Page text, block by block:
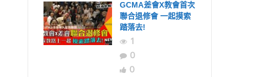
GCMA差會X教會首次
聯合退修會 一起摸索
踏落去!
1
0
0